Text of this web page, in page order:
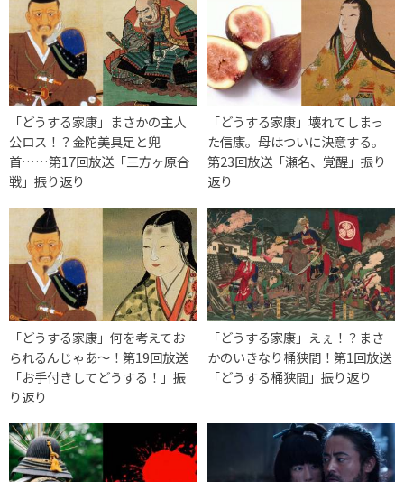
「どうする家康」まさかの主人
公ロス！？金陀美具足と兜
首……第17回放送「三方ヶ原合
戦」振り返り
「どうする家康」壊れてしまっ
た信康。母はついに決意する。
第23回放送「瀬名、覚醒」振り
返り
「どうする家康」何を考えてお
られるんじゃあ～！第19回放送
「お手付きしてどうする！」振
り返り
「どうする家康」えぇ！？まさ
かのいきなり桶狭間！第1回放送
「どうする桶狭間」振り返り